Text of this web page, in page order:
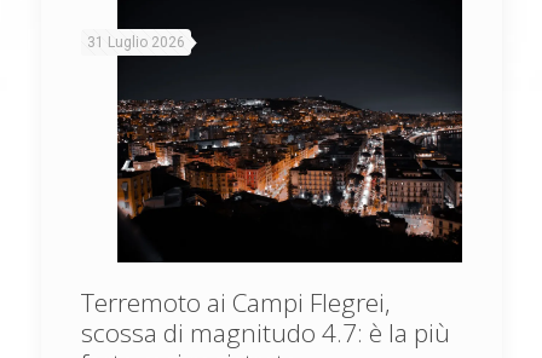
31 Luglio 2026
Terremoto ai Campi Flegrei,
scossa di magnitudo 4.7: è la più